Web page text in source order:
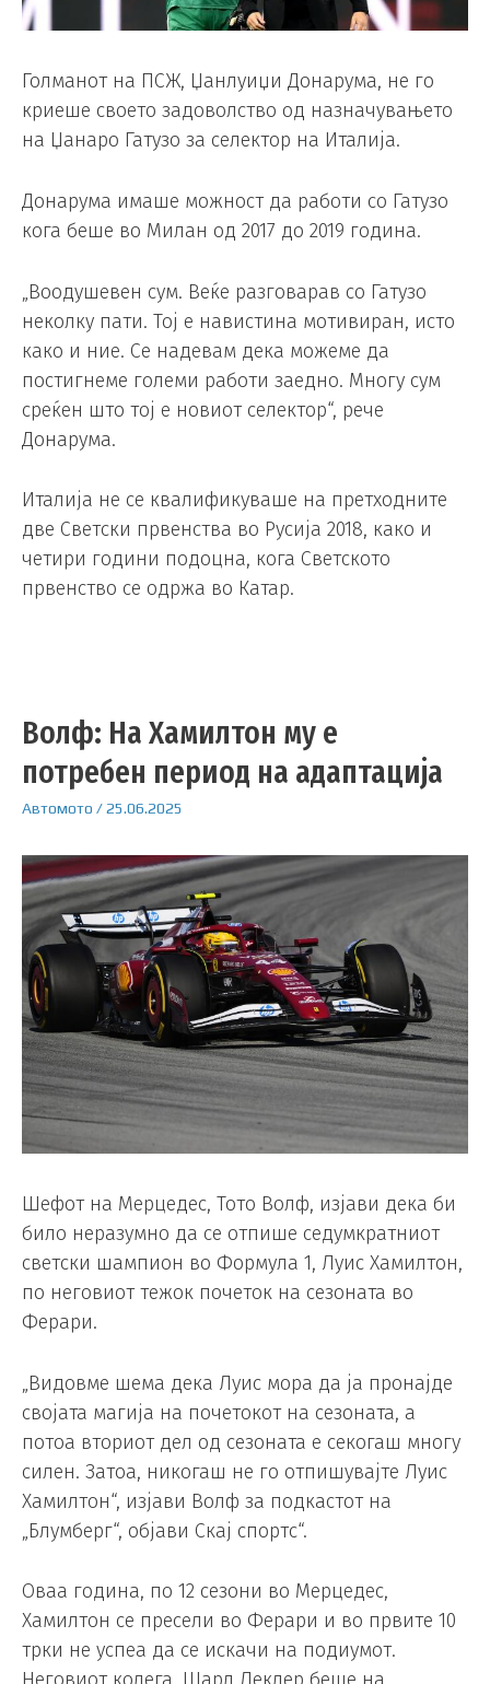
Голманот на ПСЖ, Џанлуиџи Донарума, не го
криеше своето задоволство од назначувањето
на Џанаро Гатузо за селектор на Италија.
Донарума имаше можност да работи со Гатузо
кога беше во Милан од 2017 до 2019 година.
„Воодушевен сум. Веќе разговарав со Гатузо
неколку пати. Тој е навистина мотивиран, исто
како и ние. Се надевам дека можеме да
постигнеме големи работи заедно. Многу сум
среќен што тој е новиот селектор“, рече
Донарума.
Италија не се квалификуваше на претходните
две Светски првенства во Русија 2018, како и
четири години подоцна, кога Светското
првенство се одржа во Катар.
Волф: На Хамилтон му е
потребен период на адаптација
Автомото /25.06.2025
Шефот на Мерцедес, Тото Волф, изјави дека би
било неразумно да се отпише седумкратниот
светски шампион во Формула 1, Луис Хамилтон,
по неговиот тежок почеток на сезоната во
Ферари.
„Видовме шема дека Луис мора да ја пронајде
својата магија на почетокот на сезоната, а
потоа вториот дел од сезоната е секогаш многу
силен. Затоа, никогаш не го отпишувајте Луис
Хамилтон“, изјави Волф за подкастот на
„Блумберг“, објави Скај спортс“.
Оваа година, по 12 сезони во Мерцедес,
Хамилтон се пресели во Ферари и во првите 10
трки не успеа да се искачи на подиумот.